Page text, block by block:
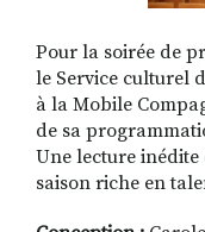
Pour la soirée de
le Service culturel
à la Mobile
de sa
Une lecture
saison riche en